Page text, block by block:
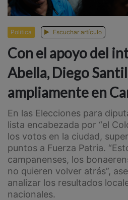
Politica Escuchar artículo
Con el apoyo del
Abella, Diego
ampliamente en
En las Elecciones para
lista encabezada por “el
los votos en la ciudad,
puntos a Fuerza Patria.
campanenses, los
no quieren volver atrás”,
analizar los resultados
nacionales.